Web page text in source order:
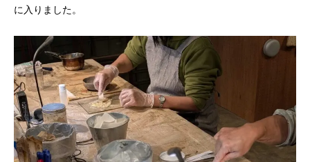
に入りました。